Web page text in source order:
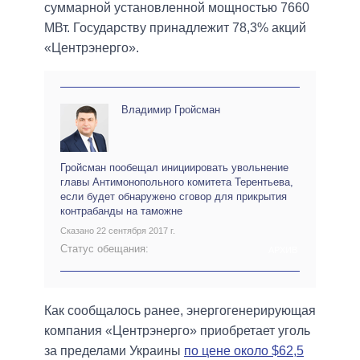
суммарной установленной мощностью 7660
МВт. Государству принадлежит 78,3% акций
«Центрэнерго».
Владимир Гройсман
Гройсман пообещал инициировать увольнение
главы Антимонопольного комитета Терентьева,
если будет обнаружено сговор для прикрытия
контрабанды на таможне
Сказано 22 сентября 2017 г.
Статус обещания:
Как сообщалось ранее, энергогенерирующая
компания «Центрэнерго» приобретает уголь
за пределами Украины по цене около $62,5